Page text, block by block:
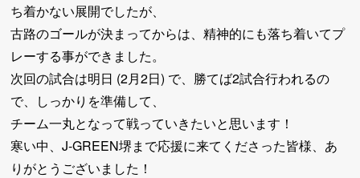
ち着かない展開でしたが、
古路のゴールが決まってからは、精神的にも落ち着いてプ
レーする事ができました。
次回の試合は明日 (2月2日) で、勝てば2試合行われるの
で、しっかりを準備して、
チーム一丸となって戦っていきたいと思います！
寒い中、J-GREEN堺まで応援に来てくださった皆様、あ
りがとうございました！